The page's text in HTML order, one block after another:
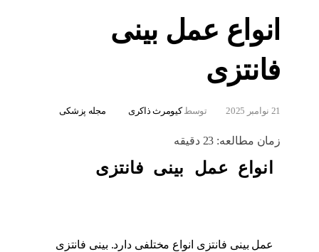
انواع عمل بینی
فانتزی
21 نوامبر 2025 توسط کیومرث ذاکری مجله پزشکی
زمان مطالعه: 23 دقیقه
انواع عمل بینی فانتزی
عمل بینی فانتزی انواع مختلفی دارد. بینی فانتزی